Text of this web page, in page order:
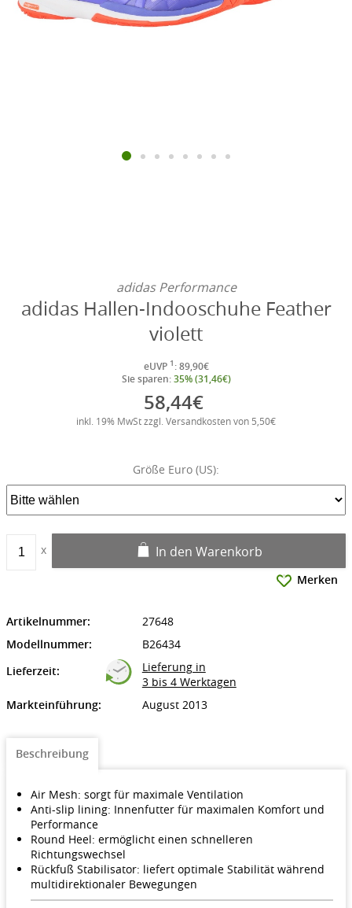
adidas Performance
adidas Hallen-Indooschuhe Feather
violett
eUVP 1 : 89,90€
Sie sparen:35% (31,46€)
58,44€
inkl. 19% MwSt zzgl. Versandkosten von 5,50€
Größe Euro (US):
In den Warenkorb
Merken
Artikelnummer:
27648
Modellnummer:
B26434
Lieferzeit:
Lieferung in
3 bis 4 Werktagen
Markteinführung:
August 2013
Beschreibung
Air Mesh: sorgt für maximale Ventilation
Anti-slip lining: Innenfutter für maximalen Komfort und
Performance
Round Heel: ermöglicht einen schnelleren
Richtungswechsel
Rückfuß Stabilisator: liefert optimale Stabilität während
multidirektionaler Bewegungen